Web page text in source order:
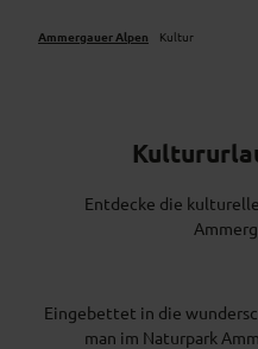
Ammergauer Alpen Kultur
Entdecke die
Eingebettet in die
man im Naturpark